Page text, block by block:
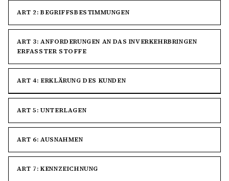
ART 2: BEGRIFFSBESTIMMUNGEN
ART 3: ANFORDERUNGEN AN DAS INVERKEHRBRINGEN
ERFASSTER STOFFE
ART 4: ERKLÄRUNG DES KUNDEN
ART 5: UNTERLAGEN
ART 6: AUSNAHMEN
ART 7: KENNZEICHNUNG